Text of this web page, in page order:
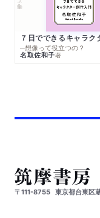
─想像って役立つの？
名取佐和子著
〒111-8755 東京都台東区